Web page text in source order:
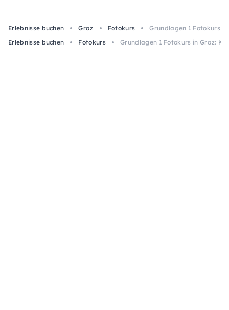
Erlebnisse buchen Graz Fotokurs
Grundlagen 1 Fotokurs
Erlebnisse buchen
Fotokurs Grundlagen 1 Fotokurs in Graz: